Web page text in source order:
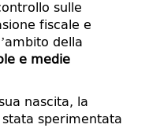
sulle
fiscale e
della
e medie
nascita, la
stata sperimentata